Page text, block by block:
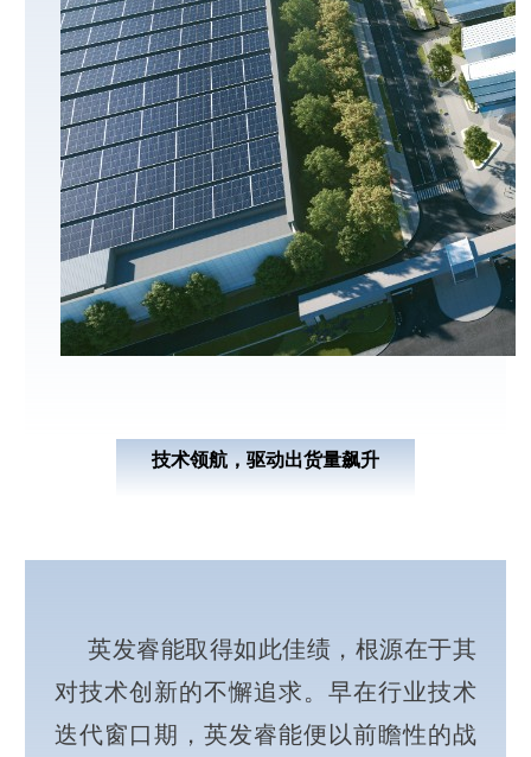
技术领航，驱动出货量飙升
英发睿能取得如此佳绩，根源在于其
对技术创新的不懈追求。早在行业技术
迭代窗口期，英发睿能便以前瞻性的战